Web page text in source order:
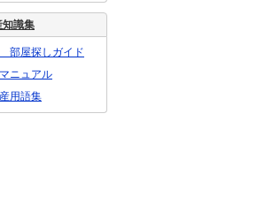
知識集
部屋探しガイド
ニュアル
用語集